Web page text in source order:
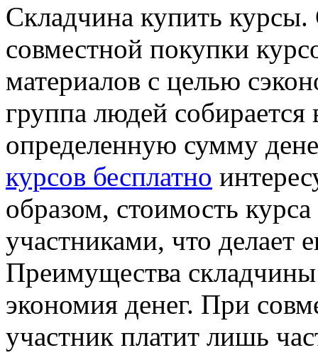
Складчина купить
совместной покупки
материалов с целью
группа людей
определенную сумму
курсов бесплатно
образом, стоимость
участниками, что делает
Преимущества
экономия денег. При
участник платит лишь